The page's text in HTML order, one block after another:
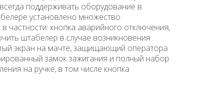
поддерживать оборудование в
установлено множество
частности: кнопка аварийного отключения,
штабелер в случае возникновения
экран на мачте, защищающий оператора
замок зажигания и полный набор
на ручке, в том числе кнопка